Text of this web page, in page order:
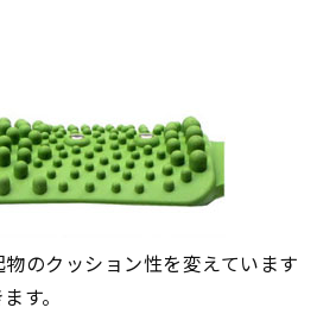
のクッション性を変えています
す。